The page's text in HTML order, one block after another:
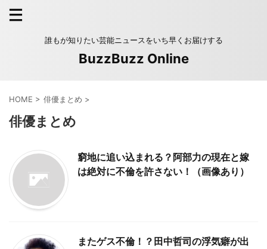
誰もが知りたい芸能ニュースをいち早くお届けする
BuzzBuzz Online
HOME > 俳優まとめ >
俳優まとめ
窮地に追い込まれる？阿部力の現在と嫁
は絶対に不倫を許さない！（画像あり）
またゲス不倫！？田中哲司の浮気癖が出